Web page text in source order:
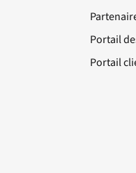
Portail
Portail